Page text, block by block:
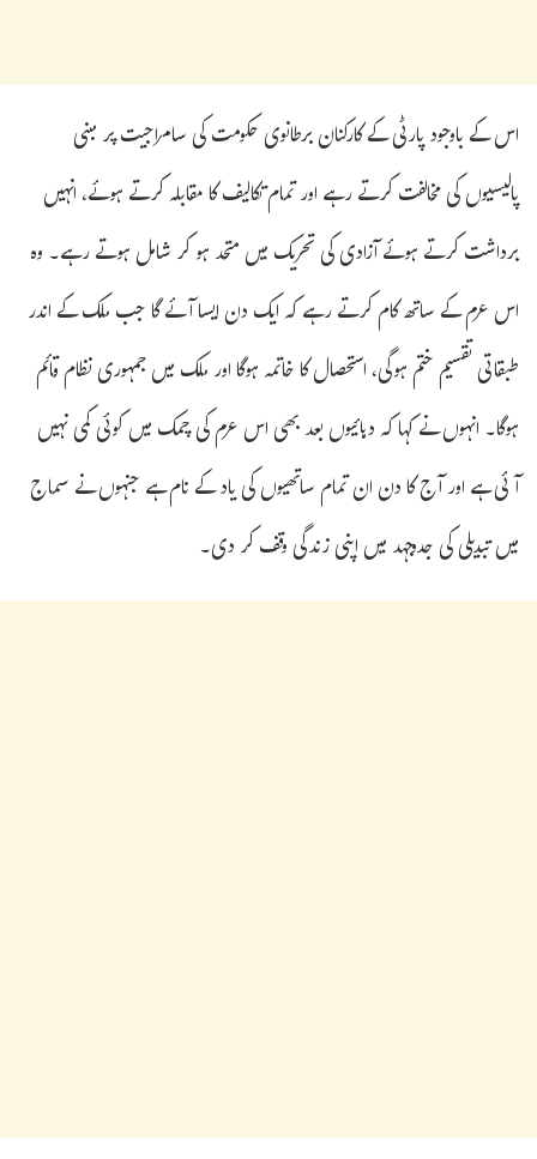
اس کے باوجود پارٹی کے کارکنان برطانوی حکومت کی سامراجیت پر مبنی
پالیسیوں کی مخالفت کرتے رہے اور تمام تکالیف کا مقابلہ کرتے ہوئے، انہیں
برداشت کرتے ہوئے آزادی کی تحریک میں متحد ہو کر شامل ہوتے رہے۔ وہ
اس عزم کے ساتھ کام کرتے رہے کہ ایک دن ایسا آئے گا جب ملک کے اندر
طبقاتی تقسیم ختم ہوگی، استحصال کا خاتمہ ہوگا اور ملک میں جمہوری نظام قائم
ہوگا۔ انہوں نے کہا کہ دہائیوں بعد بھی اس عزم کی چمک میں کوئی کمی نہیں
آئی ہے اور آج کا دن ان تمام ساتھیوں کی یاد کے نام ہے جنہوں نے سماج
میں تبدیلی کی جدوجہد میں اپنی زندگی وقف کر دی۔